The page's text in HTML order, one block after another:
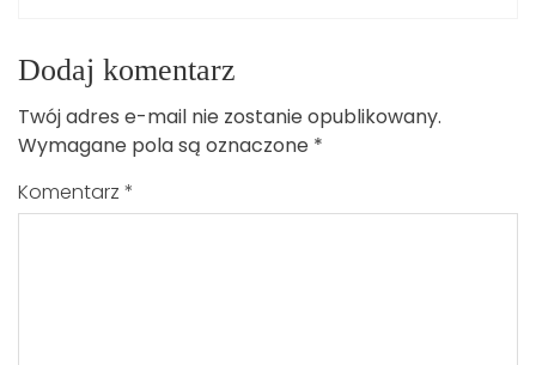
Dodaj komentarz
Twój adres e-mail nie zostanie opublikowany.
Wymagane pola są oznaczone *
Komentarz *